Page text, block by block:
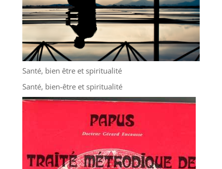
Santé, bien être et spiritualité
Santé, bien-être et spiritualité